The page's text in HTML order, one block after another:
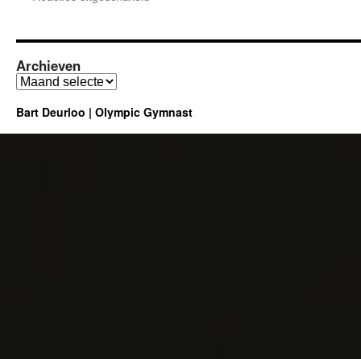
WereldKampioenschappen
Archieven
Archieven
Bart Deurloo | Olympic Gymnast